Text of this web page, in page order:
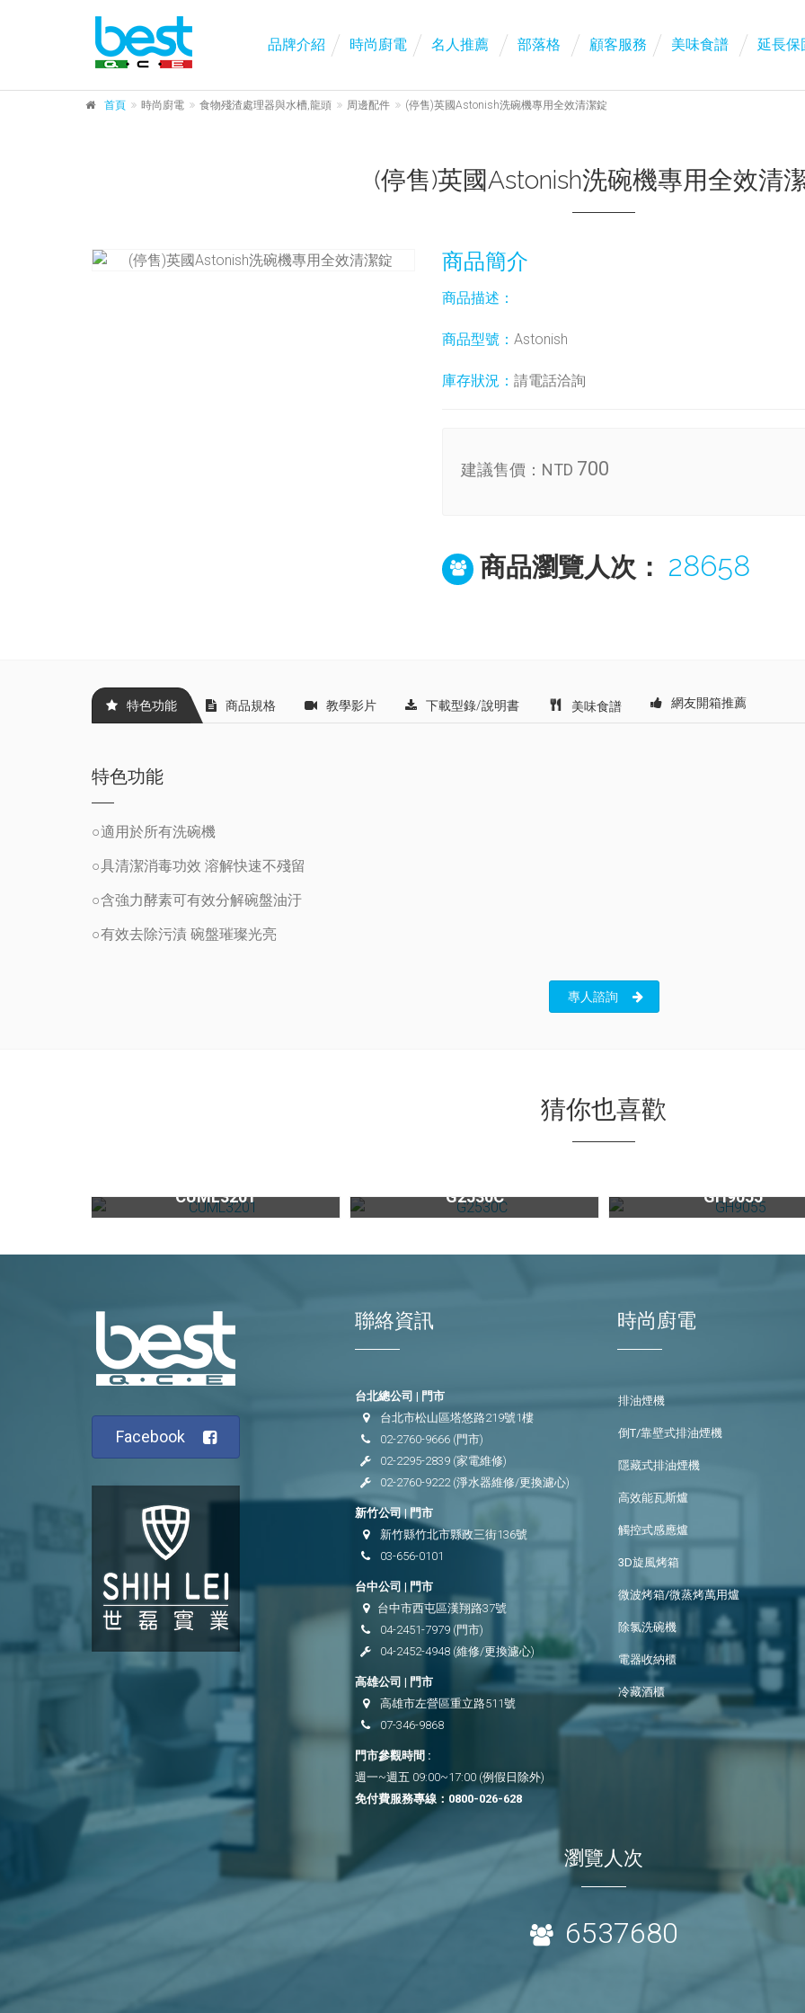
品牌介紹 時尚廚電 名人推薦 部落格 顧客服務 美味食譜 延長保
首頁 時尚廚電 食物殘渣處理器與水槽,龍頭 周邊配件 (停售)英國Astonish洗碗機專用全效清潔錠
(停售)英國Astonish洗碗機專用全效清
商品簡介
商品描述：
商品型號： Astonish
庫存狀況： 請電話洽詢
建議售價： NTD 700
商品瀏覽人次： 28658
特色功能 商品規格 教學影片 下載型錄/說明書 美味食譜 網友開箱推薦
特色功能
○適用於所有洗碗機
○具清潔消毒功效 溶解快速不殘留
○含強力酵素可有效分解碗盤油汙
○有效去除污漬 碗盤璀璨光亮
專人諮詢
猜你也喜歡
CUML3201 G2530C GH9055
Facebook
聯絡資訊
台北總公司 | 門市
台北市松山區塔悠路219號1樓
02-2760-9666(門市)
02-2295-2839(家電維修)
02-2760-9222(淨水器維修/更換濾心)
新竹公司 | 門市
新竹縣竹北市縣政三街136號
03-656-0101
台中公司 | 門市
台中市西屯區漢翔路37號
04-2451-7979(門市)
04-2452-4948(維修/更換濾心)
高雄公司 | 門市
高雄市左營區重立路511號
07-346-9868
門市參觀時間 :
週一~週五 09:00~17:00 (例假日除外)
免付費服務專線： 0800-026-628
時尚廚電
排油煙機
倒T/靠壁式排油煙機
隱藏式排油煙機
高效能瓦斯爐
觸控式感應爐
3D旋風烤箱
微波烤箱/微蒸烤萬用爐
除氯洗碗機
電器收納櫃
冷藏酒櫃
瀏覽人次
6537680